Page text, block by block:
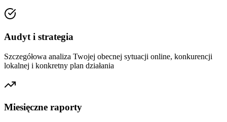
Audyt i strategia
Szczegółowa analiza Twojej obecnej sytuacji online, konkurencji
lokalnej i konkretny plan działania
Miesięczne raporty